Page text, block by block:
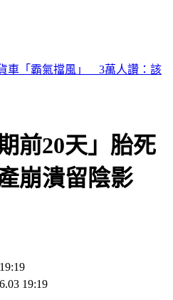
骼」繼續侵蝕 愛子淚吐最新病
前20天」胎死
崩潰留陰影
19:19